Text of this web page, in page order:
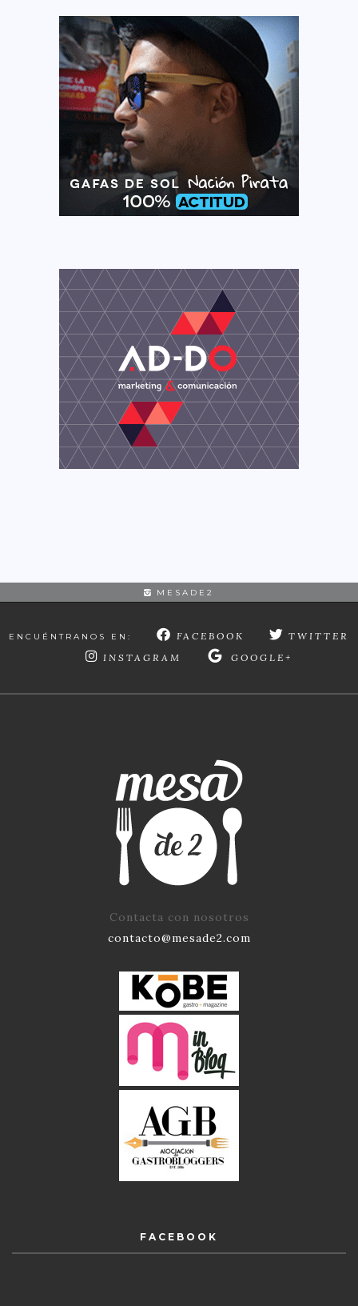
MESADE2
ENCUÉNTRANOS EN: FACEBOOK
TWITTER
INSTAGRAM
GOOGLE+
Contacta con nosotros
contacto@mesade2.com
FACEBOOK